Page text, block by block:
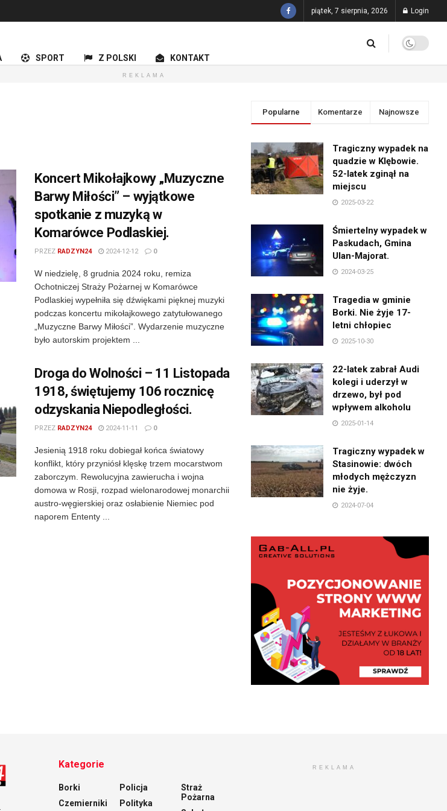
piątek, 7 sierpnia, 2026 Login
SPORT Z POLSKI KONTAKT
REKLAMA
Koncert Mikołajkowy „Muzyczne
Barwy Miłości” – wyjątkowe
spotkanie z muzyką w
Komarówce Podlaskiej.
PRZEZ RADZYN24 2024-12-12 0
W niedzielę, 8 grudnia 2024 roku, remiza
Ochotniczej Straży Pożarnej w Komarówce
Podlaskiej wypełniła się dźwiękami pięknej muzyki
podczas koncertu mikołajkowego zatytułowanego
„Muzyczne Barwy Miłości”. Wydarzenie muzyczne
było autorskim projektem ...
Droga do Wolności – 11 Listopada
1918, świętujemy 106 rocznicę
odzyskania Niepodległości.
PRZEZ RADZYN24 2024-11-11 0
Jesienią 1918 roku dobiegał końca światowy
konflikt, który przyniósł klęskę trzem mocarstwom
zaborczym. Rewolucyjna zawierucha i wojna
domowa w Rosji, rozpad wielonarodowej monarchii
austro-węgierskiej oraz osłabienie Niemiec pod
naporem Ententy ...
Popularne Komentarze Najnowsze
Tragiczny wypadek na
quadzie w Klębowie.
52-latek zginął na
miejscu
2025-03-22
Śmiertelny wypadek w
Paskudach, Gmina
Ulan-Majorat.
2024-03-25
Tragedia w gminie
Borki. Nie żyje 17-
letni chłopiec
2025-10-30
22-latek zabrał Audi
kolegi i uderzył w
drzewo, był pod
wpływem alkoholu
2025-01-14
Tragiczny wypadek w
Stasinowie: dwóch
młodych mężczyzn
nie żyje.
2024-07-04
Kategorie
Borki
Czemierniki
Policja
Polityka
Straż
Pożarna
REKLAMA